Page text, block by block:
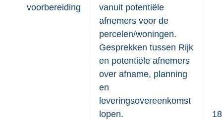
voorbereiding
vanuit potentiële
afnemers voor de
percelen/woningen.
Gesprekken tussen Rijk
en potentiële afnemers
over afname, planning
en
leveringsovereenkomst
lopen.
18